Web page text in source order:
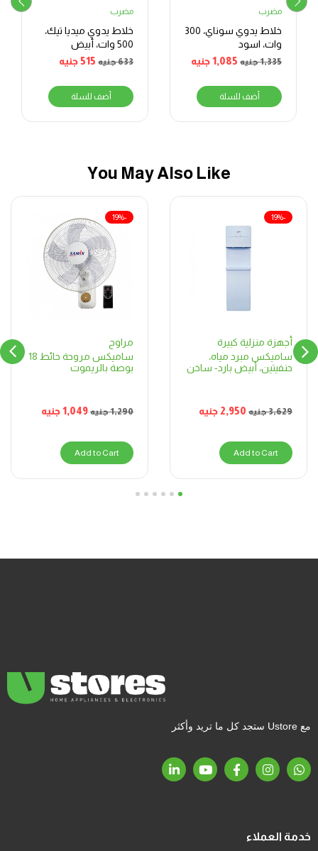
مضرب
خلاط يدوي سوناي، 300
وات، اسود
1,335جنيه 1,085جنيه
أضف للسلة
مضرب
خلاط يدوي ميديا ​​تيك،
500 وات، أبيض
633جنيه 515جنيه
أضف للسلة
You May Also Like
أجهزة منزلية كبيرة
ساميكس مبرد مياه،
حنفيتين، أبيض بارد- ساخن
3,629جنيه 2,950 جنيه
-19%
Add to Cart
مراوح
ساميكس مروحة حائط 18
بوصة بالريموت
1,290جنيه 1,049جنيه
-19%
Add to Cart
1
2
مع Ustore ستجد كل ما تريد وأكثر
خدمة العملاء